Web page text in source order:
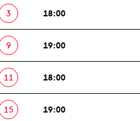
3 18:00
9 19:00
11 18:00
15 19:00